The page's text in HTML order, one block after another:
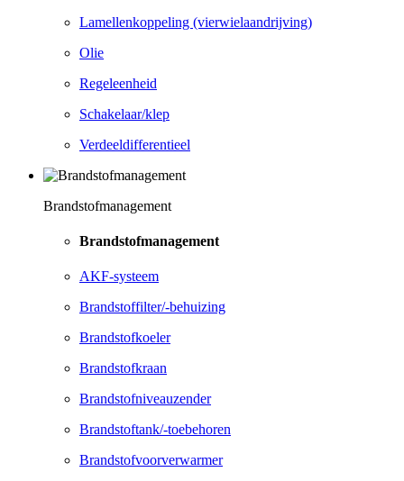
Lamellenkoppeling (vierwielaandrijving)
Olie
Regeleenheid
Schakelaar/klep
Verdeeldifferentieel
Brandstofmanagement
Brandstofmanagement
AKF-systeem
Brandstoffilter/-behuizing
Brandstofkoeler
Brandstofkraan
Brandstofniveauzender
Brandstoftank/-toebehoren
Brandstofvoorverwarmer